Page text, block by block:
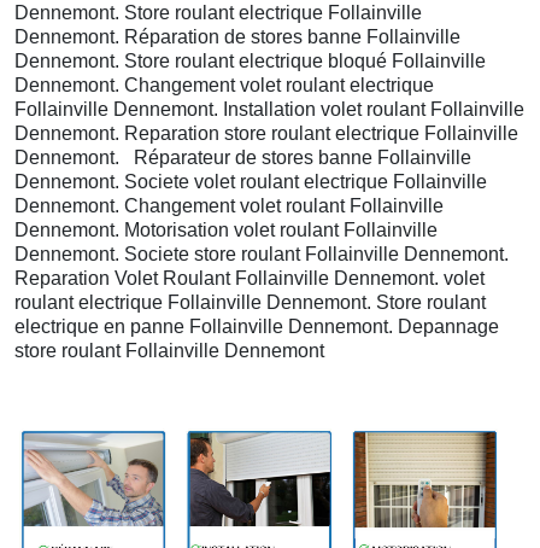
Dennemont. Store roulant electrique Follainville
Dennemont. Réparation de stores banne Follainville
Dennemont. Store roulant electrique bloqué Follainville
Dennemont. Changement volet roulant electrique
Follainville Dennemont. Installation volet roulant Follainville
Dennemont. Reparation store roulant electrique Follainville
Dennemont. Réparateur de stores banne Follainville
Dennemont. Societe volet roulant electrique Follainville
Dennemont. Changement volet roulant Follainville
Dennemont. Motorisation volet roulant Follainville
Dennemont. Societe store roulant Follainville Dennemont.
Reparation Volet Roulant Follainville Dennemont. volet
roulant electrique Follainville Dennemont. Store roulant
electrique en panne Follainville Dennemont. Depannage
store roulant Follainville Dennemont